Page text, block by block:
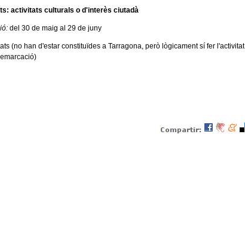
activitats culturals o d'interès ciutadà
del 30 de maig al 29 de juny
(no han d'estar constituïdes a Tarragona, però lògicament sí fer l'activitat